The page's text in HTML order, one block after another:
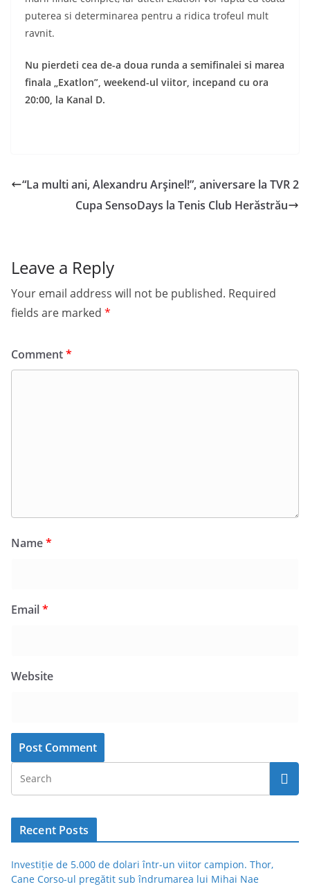
puterea si determinarea pentru a ridica trofeul mult
ravnit.
Nu pierdeti cea de-a doua runda a semifinalei si marea
finala „Exatlon”, weekend-ul viitor, incepand cu ora
20:00, la Kanal D.
“La multi ani, Alexandru Arşinel!”, aniversare la TVR 2
Cupa SensoDays la Tenis Club Herăstrău
Leave a Reply
Your email address will not be published. Required
fields are marked *
Comment*
Name*
Email*
Website
Recent Posts
Investiție de 5.000 de dolari într-un viitor campion. Thor,
Cane Corso-ul pregătit sub îndrumarea lui Mihai Nae